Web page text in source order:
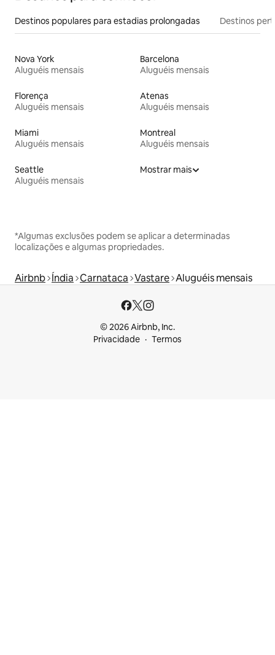
Destinos populares para estadias prolongadas Destinos
Nova York
Aluguéis mensais
Barcelona
Aluguéis mensais
Florença
Aluguéis mensais
Atenas
Aluguéis mensais
Miami
Aluguéis mensais
Montreal
Aluguéis mensais
Seattle
Aluguéis mensais
Mostrar mais
*Algumas exclusões podem se aplicar a determinadas
localizações e algumas propriedades.
Airbnb Índia Carnataca Vastare Aluguéis mensais
© 2026 Airbnb, Inc.
Privacidade
Termos